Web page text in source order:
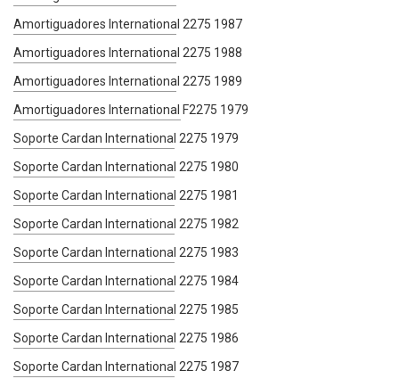
Amortiguadores International 2275 1987
Amortiguadores International 2275 1988
Amortiguadores International 2275 1989
Amortiguadores International F2275 1979
Soporte Cardan International 2275 1979
Soporte Cardan International 2275 1980
Soporte Cardan International 2275 1981
Soporte Cardan International 2275 1982
Soporte Cardan International 2275 1983
Soporte Cardan International 2275 1984
Soporte Cardan International 2275 1985
Soporte Cardan International 2275 1986
Soporte Cardan International 2275 1987